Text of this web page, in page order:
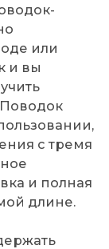
или
и вы
с тремя
и полная
длине.